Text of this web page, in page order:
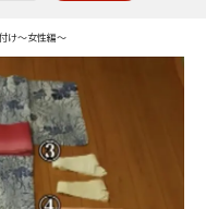
け～女性編〜